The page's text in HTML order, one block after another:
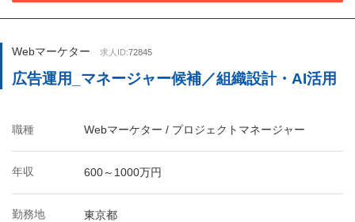
Webマーケター 求人ID:72845
広告運用_マネージャー候補／組織設計・AI活用
職種 Webマーケター / プロジェクトマネージャー
年収 600～1000万円
勤務地 東京都